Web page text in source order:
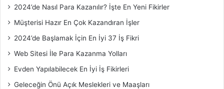
2024’de Nasıl Para Kazanılır? İşte En Yeni Fikirler
Müşterisi Hazır En Çok Kazandıran İşler
2024’de Başlamak İçin En İyi 37 İş Fikri
Web Sitesi İle Para Kazanma Yolları
Evden Yapılabilecek En İyi İş Fikirleri
Geleceğin Önü Açık Meslekleri ve Maaşları